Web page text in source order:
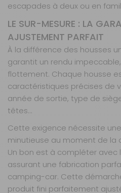
Board 4
Référence
990272
Nombre
4
Matière :
Board
Prix :
Disponibilité :
Sur
escapades à deux ou en
LE SUR-MESURE : LA
AJUSTEMENT PARFAIT
À la différence des housses
garantit un rendu
flottement. Chaque housse
caractéristiques précises de
année de sortie, type de
têtes…
Cette exigence nécessite
minutieuse au moment de la
Un bon est à compléter avec
assurant une fabrication
camping-car. Cette
produit fini parfaitement